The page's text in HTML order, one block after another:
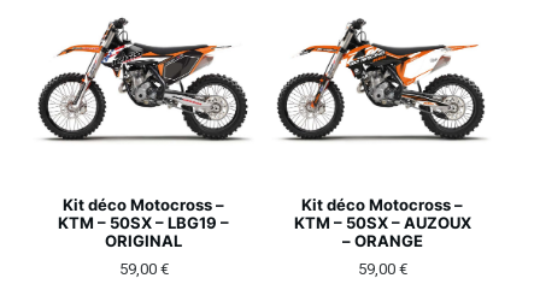
Kit déco Motocross –
KTM – 50SX – LBG19 –
ORIGINAL
59,00 €
Kit déco Motocross –
KTM – 50SX – AUZOUX
– ORANGE
59,00 €